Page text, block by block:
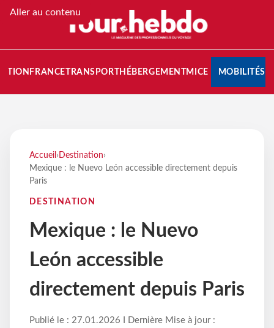
Aller au contenu
FRANCETRANSPORT HÉBERGEMENTMICE MOBILITÉS
Accueil › Destination›
Mexique : le Nuevo León accessible directement depuis
Paris
DESTINATION
Mexique : le Nuevo
León accessible
directement depuis Paris
Publié le : 27.01.2026 I Dernière Mise à jour :